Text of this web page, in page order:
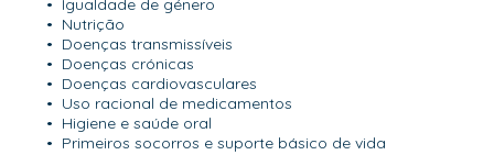
•⁠ Igualdade de género
•⁠ ⁠Nutrição
•⁠ ⁠Doenças transmissíveis
•⁠ ⁠Doenças crónicas
•⁠ ⁠Doenças cardiovasculares
•⁠ ⁠Uso racional de medicamentos
•⁠ ⁠Higiene e saúde oral
•⁠ ⁠Primeiros socorros e suporte básico de vida